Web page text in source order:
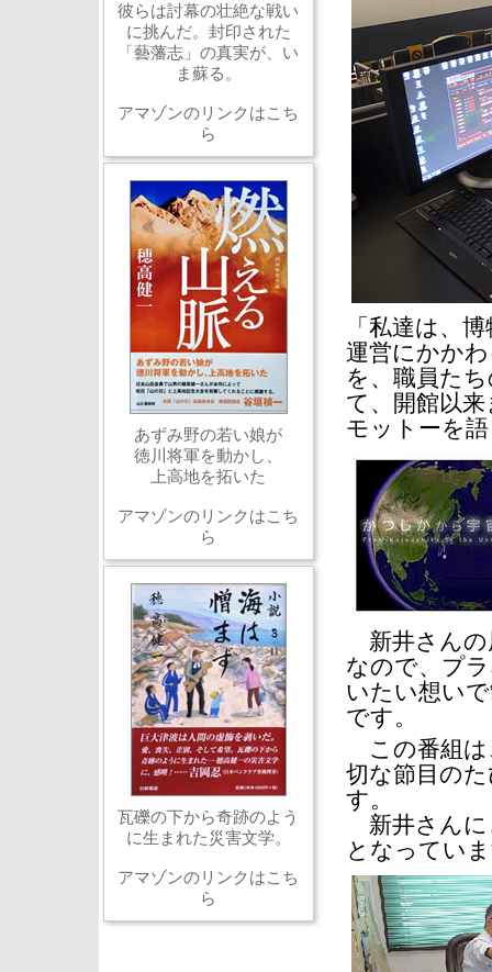
「私達は、
運営にかか
を、職員た
て、開館以
モットーを
新井さんの
なので、プ
いたい想い
です。
この番組は
切な節目の
す。
新井さんに
となってい
彼らは討幕の壮絶な戦い
に挑んだ。封印された
「藝藩志」の真実が、い
ま蘇る。
アマゾンのリンクはこち
ら
あずみ野の若い娘が
徳川将軍を動かし、
上高地を拓いた
アマゾンのリンクはこち
ら
瓦礫の下から奇跡のよう
に生まれた災害文学。
アマゾンのリンクはこち
ら